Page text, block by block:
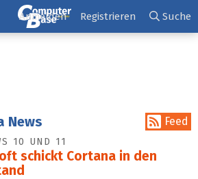
Anmelden Registrieren Suche
News Feed
10 UND 11
schickt Cortana in den